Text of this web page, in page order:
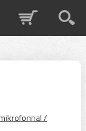
/